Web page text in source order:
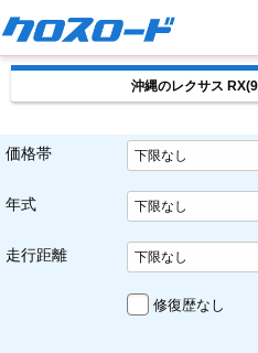
沖縄のレクサス
価格帯
年式
走行距離
修復歴なし